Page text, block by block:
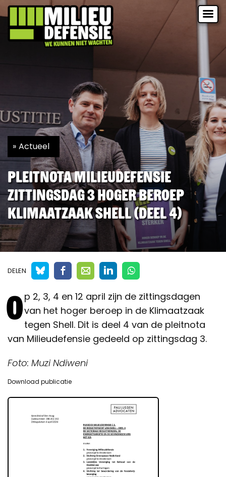
Actueel
Pleitnota Milieudefensie
zittingsdag 3 hoger beroep
Klimaatzaak Shell (deel 4)
DELEN
Op 2, 3, 4 en 12 april zijn de zittingsdagen
van het hoger beroep in de Klimaatzaak
tegen Shell. Dit is deel 4 van de pleitnota
van Milieudefensie gedeeld op zittingsdag 3.
Foto: Muzi Ndiweni
Download publicatie